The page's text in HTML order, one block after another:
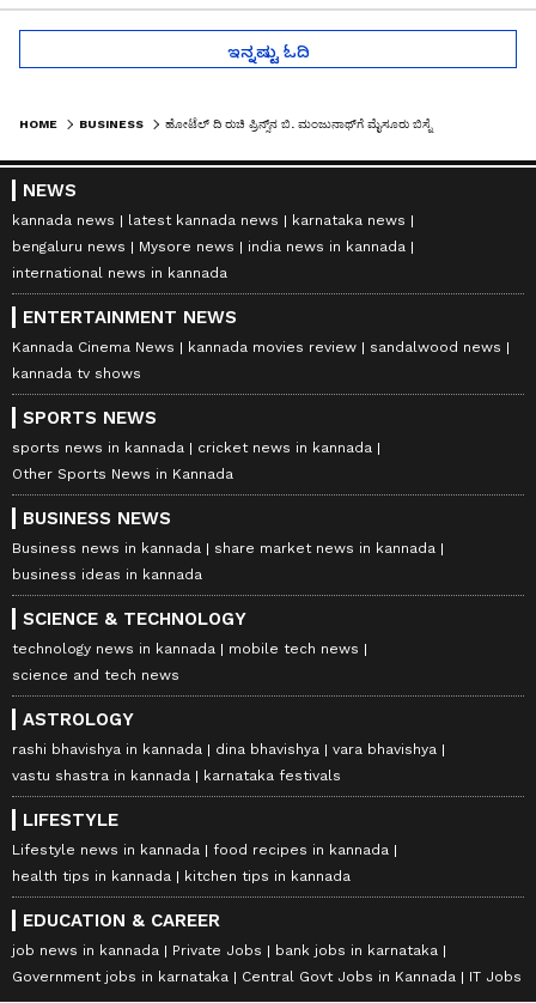
ಇನ್ನಷ್ಟು ಓದಿ
HOME BUSINESS
NEWS
kannada news latest kannada news
karnataka news
bengaluru news
Mysore news
india news in kannada
international news in kannada
ENTERTAINMENT NEWS
Kannada Cinema News kannada movies review
sandalwood news
kannada tv shows
SPORTS NEWS
sports news in kannada
cricket news in kannada
Other Sports News in Kannada
BUSINESS NEWS
Business news in kannada
share market news in kannada
business ideas in kannada
SCIENCE & TECHNOLOGY
technology news in kannada
mobile tech news
science and tech news
ASTROLOGY
rashi bhavishya in kannada dina bhavishya
vara bhavishya
vastu shastra in kannada
karnataka festivals
LIFESTYLE
Lifestyle news in kannada
food recipes in kannada
health tips in kannada
kitchen tips in kannada
EDUCATION & CAREER
job news in kannada Private Jobs
bank jobs in karnataka
Government jobs in karnataka
Central Govt Jobs in Kannada IT Jobs